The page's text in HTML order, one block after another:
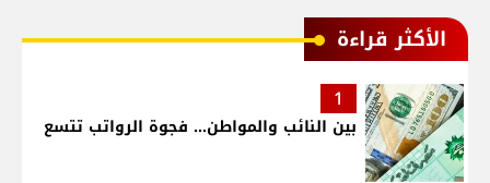
الأكثر قراءة
1
بين النائب والمواطن... فجوة الرواتب تتسع